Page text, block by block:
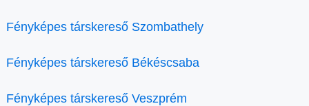
Fényképes társkereső Szombathely
Fényképes társkereső Békéscsaba
Fényképes társkereső Veszprém